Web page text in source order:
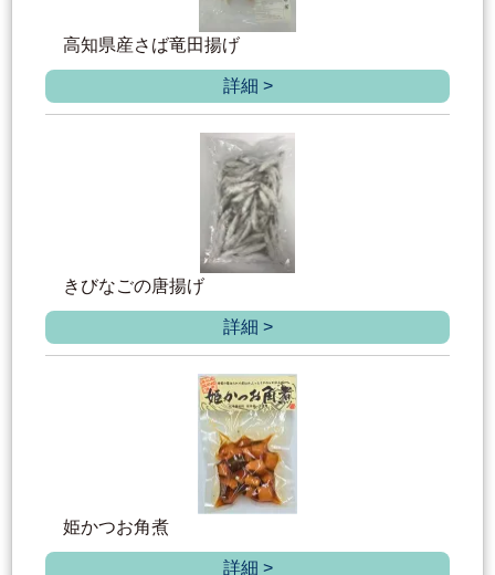
高知県産さば竜田揚げ
詳細 >
きびなごの唐揚げ
詳細 >
姫かつお角煮
詳細 >